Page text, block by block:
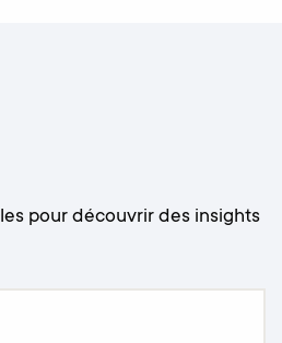
pour découvrir des insights